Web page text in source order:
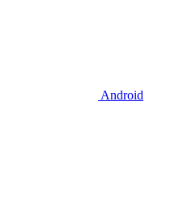
Android